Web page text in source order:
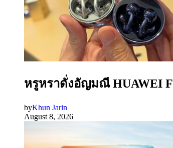
หรูหราดั่งอัญมณี HUAWEI
byKhun Jarin
August 8, 2026